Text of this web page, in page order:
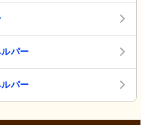
パー
パー